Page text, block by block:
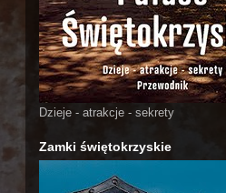
Dzieje - atrakcje - sekrety
Zamki świętokrzyskie